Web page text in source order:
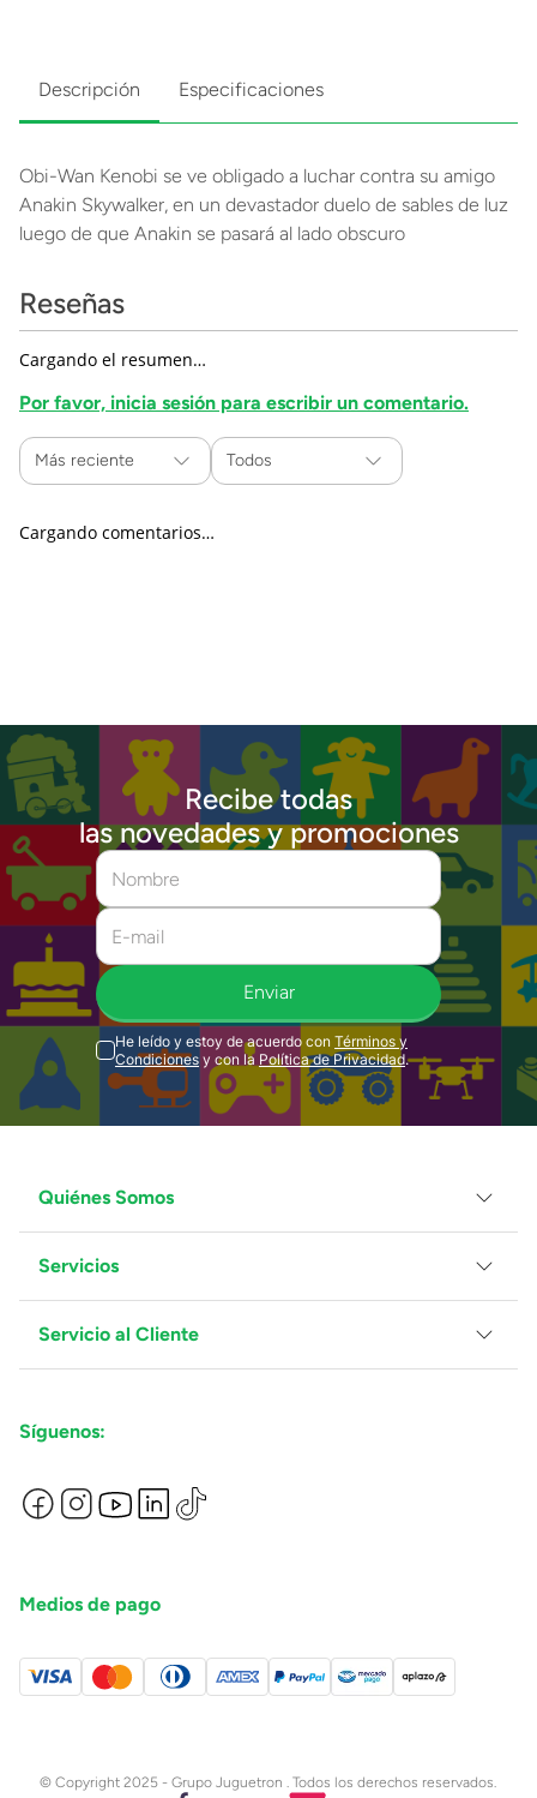
Descripción Especificaciones
Obi-Wan Kenobi se ve obligado a luchar contra su amigo
Anakin Skywalker, en un devastador duelo de sables de luz
luego de que Anakin se pasará al lado obscuro
Reseñas
Cargando el resumen…
Por favor, inicia sesión para escribir un comentario.
Más reciente Todos
Cargando comentarios…
Recibe todas
las novedades y promociones
Enviar
He leído y estoy de acuerdo con Términos y
Condiciones y con la Política de Privacidad.
Quiénes Somos
Grupo Juguetron
Localiza tu tienda
Blog
Servicios
Facturación
Proveedores
Servicio al Cliente
Preguntas Frecuentes
Términos y Condiciones
Devoluciones de Compras en Línea
Síguenos:
Medios de pago
© Copyright 2025 - Grupo Juguetron . Todos los derechos reservados.